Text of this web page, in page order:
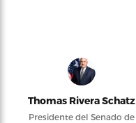
Thomas Rivera Schatz
Presidente del Senado de